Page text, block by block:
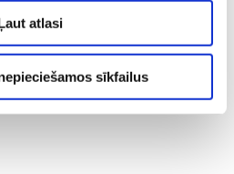
arī kopīgojam ar saviem
reklamēšanas un analīzes
apkopo, kad lietojat viņu
atlasi
sīkfailus